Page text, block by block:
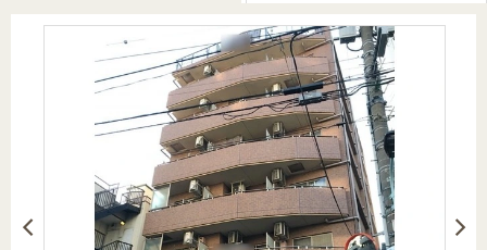
用
件
探
す
用物
件を
探す
取り
金額
売却向け
サービス
周辺相場
検索
住まい1プ
ラス（お
役立ちコ
（電子ブ